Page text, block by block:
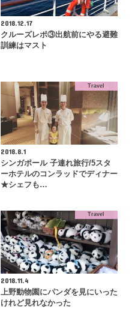
2018.12.17
クルーズレポ③出航前にやる避難
訓練はマスト
Travel
2018.8.1
シンガポール 子連れ旅行/5スタ
ーホテルのコンラッドでディナー
★シェフも…
Travel
2018.11.4
上野動物園にパンダを見にいった
けれど見れなかった